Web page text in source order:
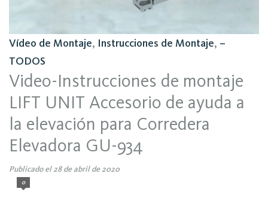
Vídeo de Montaje, Instrucciones de Montaje, –
TODOS
Video-Instrucciones de montaje
LIFT UNIT Accesorio de ayuda a
la elevación para Corredera
Elevadora GU-934
Publicado el 28 de abril de 2020
0